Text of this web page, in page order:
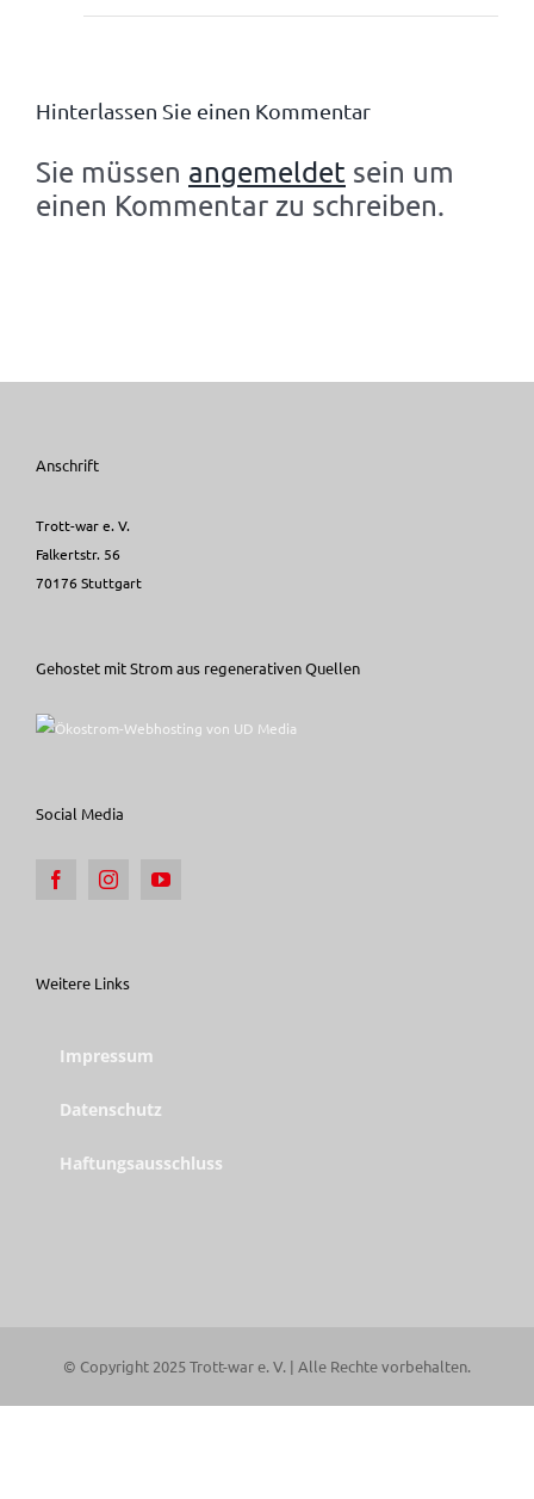
Hinterlassen Sie einen Kommentar
Sie müssen angemeldet sein um
einen Kommentar zu schreiben.
Anschrift
Trott-war e. V.
Falkertstr. 56
70176 Stuttgart
Gehostet mit Strom aus regenerativen Quellen
Social Media
Weitere Links
Impressum
Datenschutz
Haftungsausschluss
© Copyright 2025 Trott-war e. V. | Alle Rechte vorbehalten.